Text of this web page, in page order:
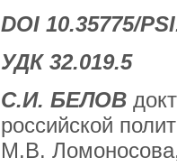
DOI 10.35775/
УДК 32.019.5
С.И. БЕЛОВ
российской
М.В.